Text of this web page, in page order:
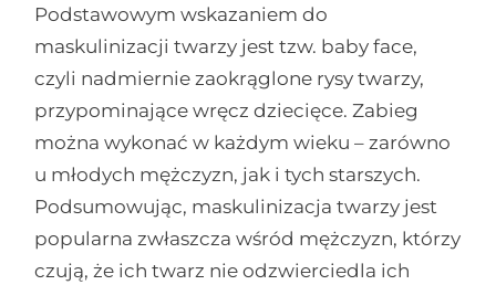
Podstawowym wskazaniem do
maskulinizacji twarzy jest tzw. baby face,
czyli nadmiernie zaokrąglone rysy twarzy,
przypominające wręcz dziecięce. Zabieg
można wykonać w każdym wieku – zarówno
u młodych mężczyzn, jak i tych starszych.
Podsumowując, maskulinizacja twarzy jest
popularna zwłaszcza wśród mężczyzn, którzy
czują, że ich twarz nie odzwierciedla ich